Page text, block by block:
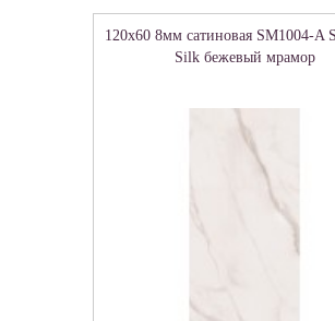
120x60 8мм сатиновая SM1004-A
Silk бежевый мрамор